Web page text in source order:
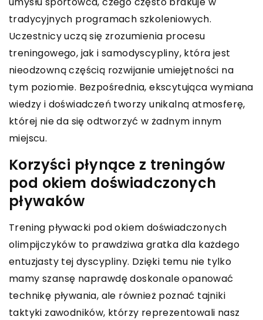
tradycyjnych programach szkoleniowych.
Uczestnicy uczą się zrozumienia procesu
treningowego, jak i samodyscypliny, która jest
nieodzowną częścią rozwijanie umiejętności na
tym poziomie. Bezpośrednia, ekscytująca wymiana
wiedzy i doświadczeń tworzy unikalną atmosferę,
której nie da się odtworzyć w żadnym innym
miejscu.
Korzyści płynące z treningów
pod okiem doświadczonych
pływaków
Trening pływacki pod okiem doświadczonych
olimpijczyków to prawdziwa gratka dla każdego
entuzjasty tej dyscypliny. Dzięki temu nie tylko
mamy szansę naprawdę doskonale opanować
technikę pływania, ale również poznać tajniki
taktyki zawodników, którzy reprezentowali nasz